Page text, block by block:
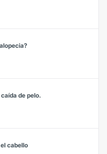
de pelo.
cabello